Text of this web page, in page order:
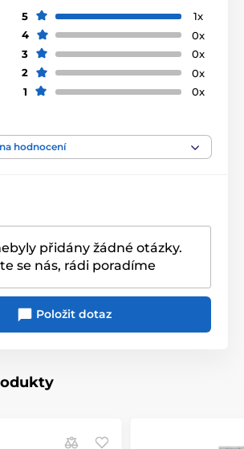
5
1x
4
0x
3
0x
2
0x
1
0x
hodnocení
přidány žádné otázky.
se nás, rádi poradíme
Položit dotaz